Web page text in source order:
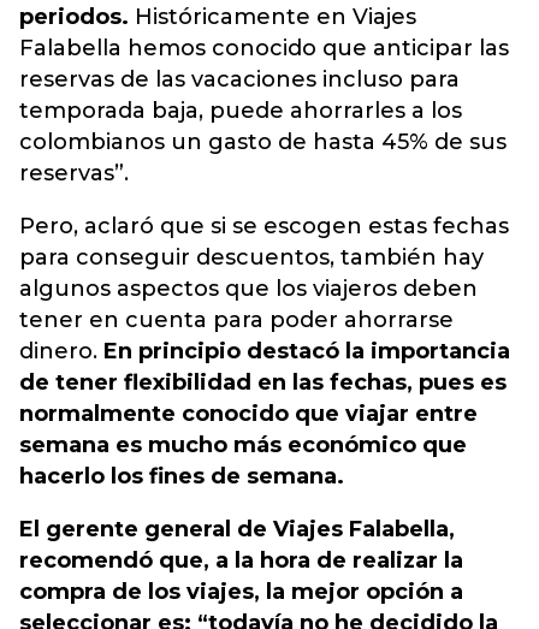
periodos. Históricamente en Viajes
Falabella hemos conocido que anticipar las
reservas de las vacaciones incluso para
temporada baja, puede ahorrarles a los
colombianos un gasto de hasta 45% de sus
reservas”.
Pero, aclaró que si se escogen estas fechas
para conseguir descuentos, también hay
algunos aspectos que los viajeros deben
tener en cuenta para poder ahorrarse
dinero. En principio destacó la importancia
de tener flexibilidad en las fechas, pues es
normalmente conocido que viajar entre
semana es mucho más económico que
hacerlo los fines de semana.
El gerente general de Viajes Falabella,
recomendó que, a la hora de realizar la
compra de los viajes, la mejor opción a
seleccionar es: “todavía no he decidido la